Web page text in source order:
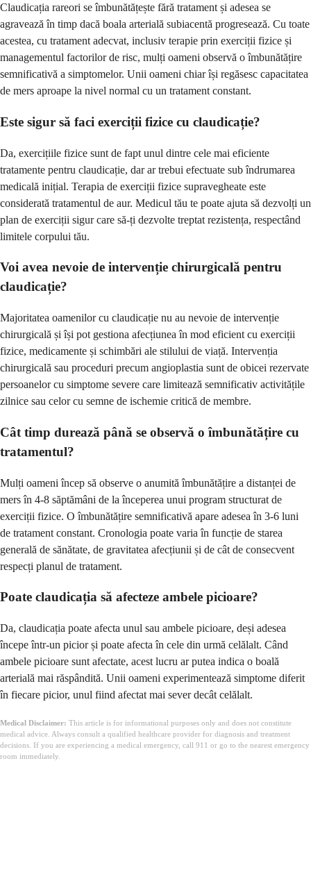
Claudicația rareori se îmbunătățește fără tratament și adesea se
agravează în timp dacă boala arterială subiacentă progresează. Cu toate
acestea, cu tratament adecvat, inclusiv terapie prin exerciții fizice și
managementul factorilor de risc, mulți oameni observă o îmbunătățire
semnificativă a simptomelor. Unii oameni chiar își regăsesc capacitatea
de mers aproape la nivel normal cu un tratament constant.
Este sigur să faci exerciții fizice cu claudicație?
Da, exercițiile fizice sunt de fapt unul dintre cele mai eficiente
tratamente pentru claudicație, dar ar trebui efectuate sub îndrumarea
medicală inițial. Terapia de exerciții fizice supravegheate este
considerată tratamentul de aur. Medicul tău te poate ajuta să dezvolți un
plan de exerciții sigur care să-ți dezvolte treptat rezistența, respectând
limitele corpului tău.
Voi avea nevoie de intervenție chirurgicală pentru
claudicație?
Majoritatea oamenilor cu claudicație nu au nevoie de intervenție
chirurgicală și își pot gestiona afecțiunea în mod eficient cu exerciții
fizice, medicamente și schimbări ale stilului de viață. Intervenția
chirurgicală sau proceduri precum angioplastia sunt de obicei rezervate
persoanelor cu simptome severe care limitează semnificativ activitățile
zilnice sau celor cu semne de ischemie critică de membre.
Cât timp durează până se observă o îmbunătățire cu
tratamentul?
Mulți oameni încep să observe o anumită îmbunătățire a distanței de
mers în 4-8 săptămâni de la începerea unui program structurat de
exerciții fizice. O îmbunătățire semnificativă apare adesea în 3-6 luni
de tratament constant. Cronologia poate varia în funcție de starea
generală de sănătate, de gravitatea afecțiunii și de cât de consecvent
respecți planul de tratament.
Poate claudicația să afecteze ambele picioare?
Da, claudicația poate afecta unul sau ambele picioare, deși adesea
începe într-un picior și poate afecta în cele din urmă celălalt. Când
ambele picioare sunt afectate, acest lucru ar putea indica o boală
arterială mai răspândită. Unii oameni experimentează simptome diferit
în fiecare picior, unul fiind afectat mai sever decât celălalt.
Medical Disclaimer: This article is for informational purposes only and does not constitute
medical advice. Always consult a qualified healthcare provider for diagnosis and treatment
decisions. If you are experiencing a medical emergency, call 911 or go to the nearest emergency
room immediately.